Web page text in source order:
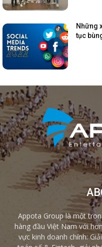
Những
tục
Appota Group là một
hàng đầu Việt Nam với
vực kinh doanh chính: